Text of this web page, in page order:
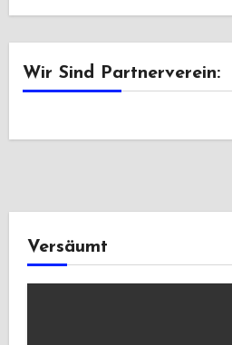
Wir Sind Partnerverein:
Versäumt